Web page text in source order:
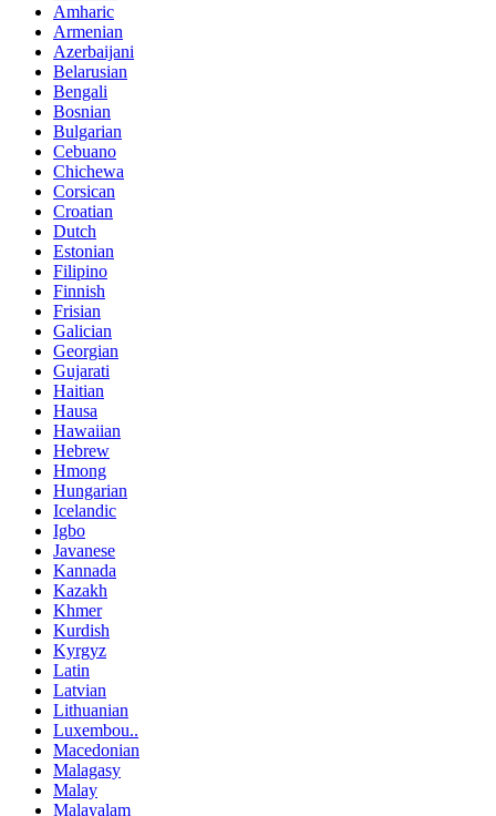
Amharic
Armenian
Azerbaijani
Belarusian
Bengali
Bosnian
Bulgarian
Cebuano
Chichewa
Corsican
Croatian
Dutch
Estonian
Filipino
Finnish
Frisian
Galician
Georgian
Gujarati
Haitian
Hausa
Hawaiian
Hebrew
Hmong
Hungarian
Icelandic
Igbo
Javanese
Kannada
Kazakh
Khmer
Kurdish
Kyrgyz
Latin
Latvian
Lithuanian
Luxembou..
Macedonian
Malagasy
Malay
Malayalam